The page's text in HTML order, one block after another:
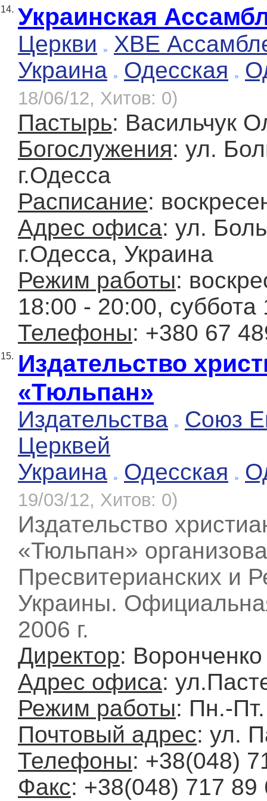
14. Украинская
Церкви
ХВЕ
Украина
Одесская
18/06/12, Хитов: 0)
Пастырь: Васильчук
Богослужения: ул.
г.Одесса
Расписание:
Адрес офиса: ул.
г.Одесса, Украина
Режим работы:
18:00 - 20:00,
Телефоны: +380 67
15. Издательство
«Тюльпан»
Издательства
Союз
Церквей
Украина
Одесская
19/03/12, Хитов: 0)
Издательство
«Тюльпан»
Пресвитерианских и
Украины.
2006 г.
Директор:
Адрес офиса:
Режим работы: Пн.-
Почтовый адрес: ул.
Телефоны: +38(048)
Факс: +38(048) 717 89